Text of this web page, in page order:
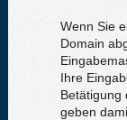
Wenn Sie
Domain
Ihre
Betätigung
geben